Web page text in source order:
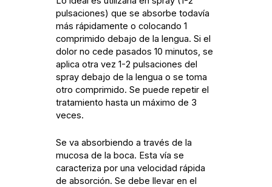
pulsaciones) que se absorbe todavía
más rápidamente o colocando 1
comprimido debajo de la lengua. Si el
dolor no cede pasados 10 minutos, se
aplica otra vez 1-2 pulsaciones del
spray debajo de la lengua o se toma
otro comprimido. Se puede repetir el
tratamiento hasta un máximo de 3
veces.
Se va absorbiendo a través de la
mucosa de la boca. Esta vía se
caracteriza por una velocidad rápida
de absorción. Se debe llevar en el